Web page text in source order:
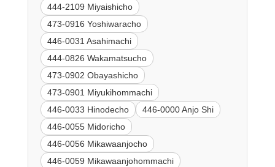
444-2109 Miyaishicho
473-0916 Yoshiwaracho
446-0031 Asahimachi
444-0826 Wakamatsucho
473-0902 Obayashicho
473-0901 Miyukihommachi
446-0033 Hinodecho
446-0000 Anjo Shi
446-0055 Midoricho
446-0056 Mikawaanjocho
446-0059 Mikawaanjohommachi